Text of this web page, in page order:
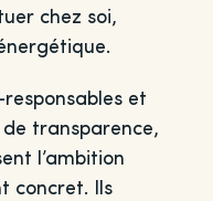
chez soi,
et
transparence,
l’ambition
concret. Ils